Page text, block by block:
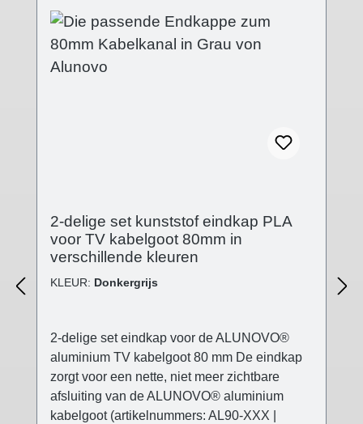
is volledig gewijzigd. De eindkap wordt op
het open einde van de kabelgoot geschoven.
Technische details - Afdekking in
verschillende afwerkingen- Afmetingen
2-delige set kunststof eindkap PLA
voor TV kabelgoot 80mm in
verschillende kleuren
KLEUR: Donkergrijs
2-delige set eindkap voor de ALUNOVO®
aluminium TV kabelgoot 80 mm De eindkap
zorgt voor een nette, niet meer zichtbare
afsluiting van de ALUNOVO® aluminium
kabelgoot (artikelnummers: AL90-XXX |